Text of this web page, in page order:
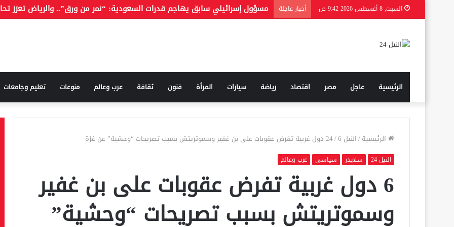
السبت, 8 أغسطس 2026 9:42 ص أخبار عاجلة
الرئيسية عاجل مصر اقتصاد رياضة سيارات المرأة فنون ثقافة عرب وعالم منوعات تعليم وجامعات
الرئيسية/النيل 24 /6 دول غربية تفرض عقوبات على بن غفير وسموتريتش بسبب تصريحات “وحشية” عن غزة
النيل 24 سلايدر سياسي عرب وعالم
6 دول غربية تفرض عقوبات على بن غفير
وسموتريتش بسبب تصريحات “وحشية”